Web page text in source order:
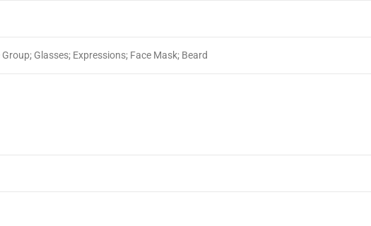
Group; Glasses; Expressions; Face Mask; Beard